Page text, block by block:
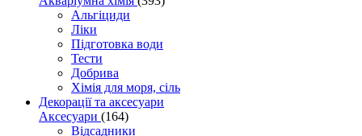
Альгіциди
Ліки
Підготовка води
Тести
Добрива
Хімія для моря, сіль
Декорації та аксесуари
Аксесуари (164)
Відсадники